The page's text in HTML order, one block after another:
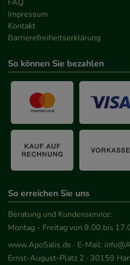
FAQ
Impressum
Kontakt
Barrierefreiheitserklärung
So können Sie bezahlen
So erreichen Sie uns
Beratung und Kundenservice:
Montag - Freitag von 9.00 bis
www.ApoSalis.de · E-Mail:
Ernst-August-Platz 2 · 30159